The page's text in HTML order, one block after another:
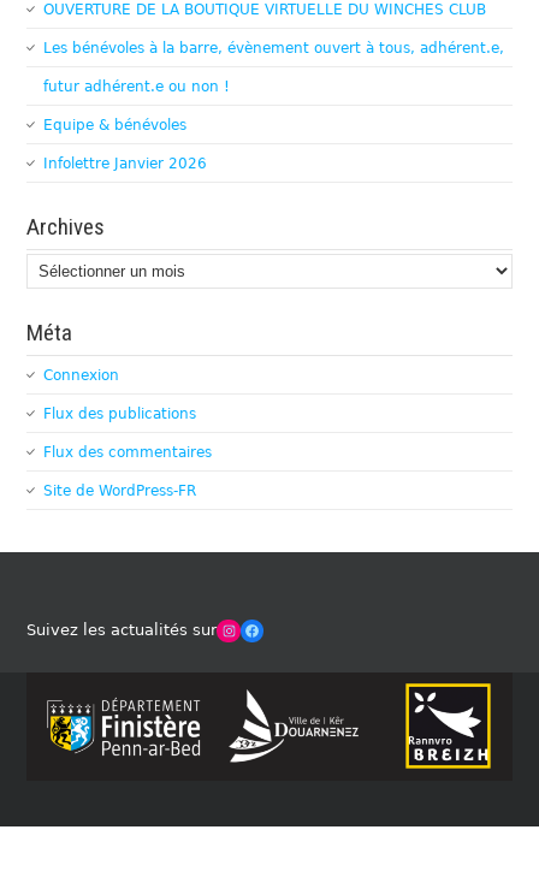
OUVERTURE DE LA BOUTIQUE VIRTUELLE DU WINCHES CLUB
Les bénévoles à la barre, évènement ouvert à tous, adhérent.e,
futur adhérent.e ou non !
Equipe & bénévoles
Infolettre Janvier 2026
Archives
Archives
Méta
Connexion
Flux des publications
Flux des commentaires
Site de WordPress-FR
Suivez les actualités surWinches Club OfficielFacebook